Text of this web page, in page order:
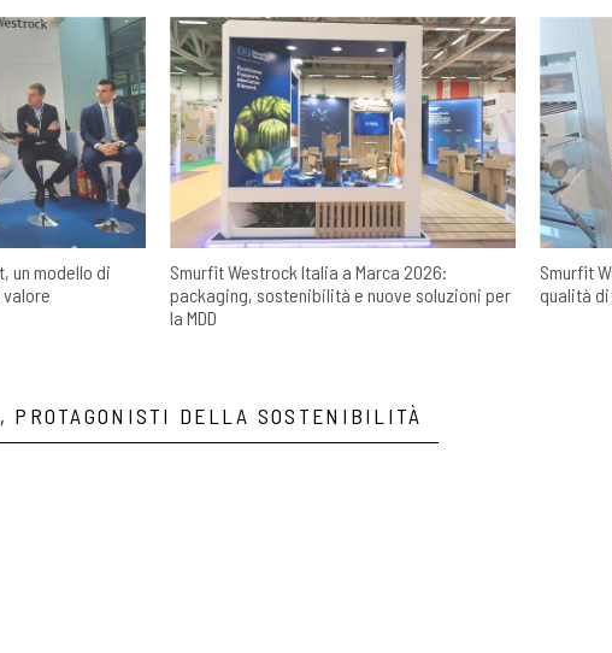
un modello di
Smurfit Westrock Italia a Marca 2026:
packaging, sostenibilità e nuove soluzioni per
la MDD
Smurfit
qualità
PROTAGONISTI DELLA SOSTENIBILITÀ